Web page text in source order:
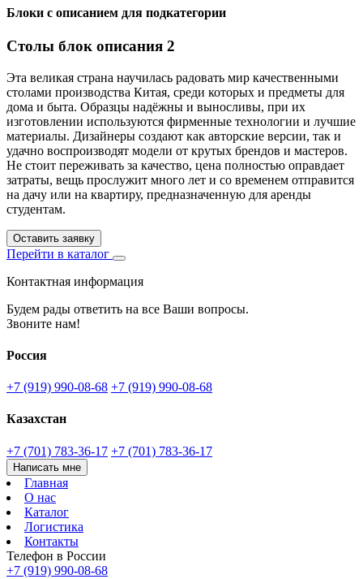
Блоки с описанием для подкатегории
Столы блок описания 2
Эта великая страна научилась радовать мир качественными
столами производства Китая, среди которых и предметы для
дома и быта. Образцы надёжны и выносливы, при их
изготовлении используются фирменные технологии и лучшие
материалы. Дизайнеры создают как авторские версии, так и
удачно воспроизводят модели от крутых брендов и мастеров.
Не стоит переживать за качество, цена полностью оправдает
затраты, вещь прослужит много лет и со временем отправится
на дачу или на квартиру, предназначенную для аренды
студентам.
Оставить заявку
Перейти в каталог
Контактная информация
Будем рады ответить на все Ваши вопросы.
Звоните нам!
Россия
+7 (919) 990-08-68 +7 (919) 990-08-68
Казахстан
+7 (701) 783-36-17 +7 (701) 783-36-17
Написать мне
Главная
О нас
Каталог
Логистика
Контакты
Телефон в России
+7 (919) 990-08-68